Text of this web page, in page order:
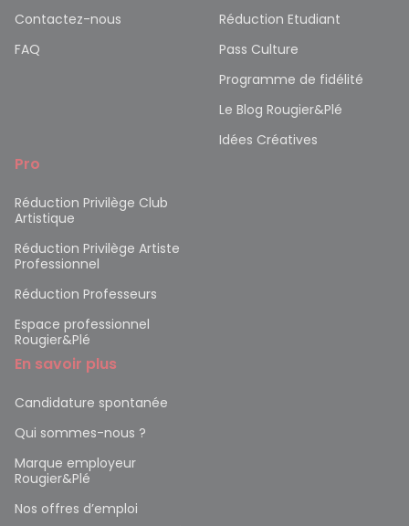
Contactez-nous
FAQ
Réduction Etudiant
Pass Culture
Programme de fidélité
Le Blog Rougier&Plé
Idées Créatives
Pro
Réduction Privilège Club
Artistique
Réduction Privilège Artiste
Professionnel
Réduction Professeurs
Espace professionnel
Rougier&Plé
En savoir plus
Candidature spontanée
Qui sommes-nous ?
Marque employeur
Rougier&Plé
Nos offres d’emploi